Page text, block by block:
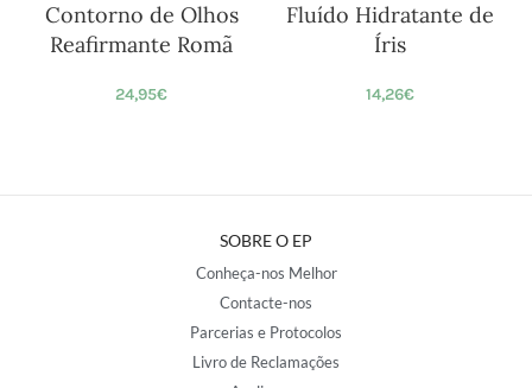
Contorno de Olhos
Reafirmante Romã
24,95€
Fluído Hidratante de
Íris
14,26€
SOBRE O EP
Conheça-nos Melhor
Contacte-nos
Parcerias e Protocolos
Livro de Reclamações